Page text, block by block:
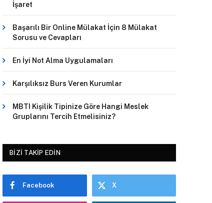
İşaret
Başarılı Bir Online Mülakat İçin 8 Mülakat
Sorusu ve Cevapları
En İyi Not Alma Uygulamaları
Karşılıksız Burs Veren Kurumlar
MBTI Kişilik Tipinize Göre Hangi Meslek
Gruplarını Tercih Etmelisiniz?
BIZI TAKIP EDIN
Facebook X